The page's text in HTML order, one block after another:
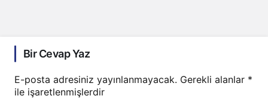
Bir Cevap Yaz
E-posta adresiniz yayınlanmayacak. Gerekli alanlar *
ile işaretlenmişlerdir